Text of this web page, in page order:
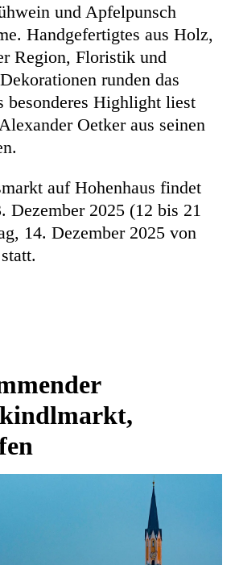
und Apfelpunsch
Handgefertigtes aus Holz,
Region, Floristik und
runden das
besonderes Highlight liest
Oetker aus seinen
auf Hohenhaus findet
Dezember 2025 (12 bis 21
14. Dezember 2025 von